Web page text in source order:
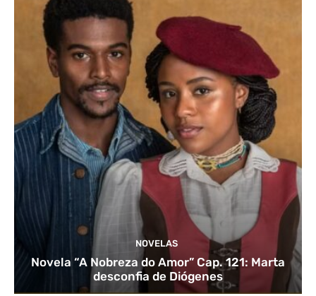
NOVELAS
Novela “A Nobreza do Amor” Cap. 121: Marta
desconfia de Diógenes